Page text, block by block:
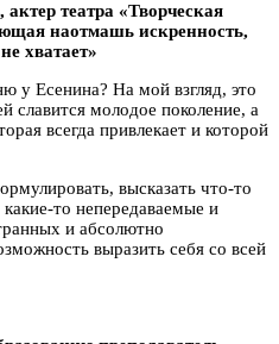
театра «Творческая
наотмашь искренность,
хватает»
у Есенина? На мой взгляд, это
славится молодое поколение, а
всегда привлекает и которой
высказать что-то
то непередаваемые и
и абсолютно
выразить себя со всей